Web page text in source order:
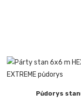
Půdorys